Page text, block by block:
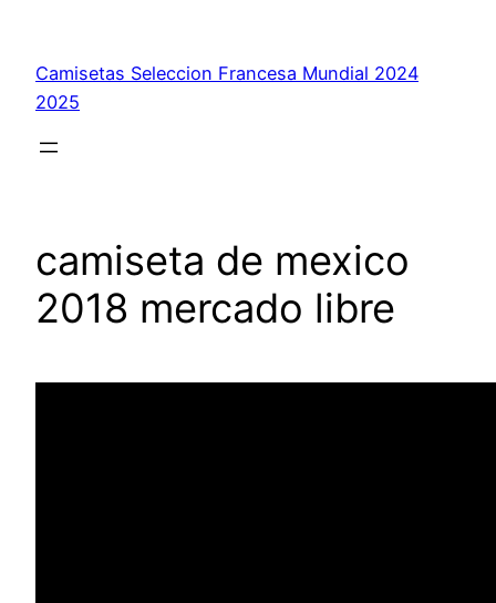
contenido
Camisetas Seleccion Francesa Mundial 2024
2025
camiseta de mexico
2018 mercado libre